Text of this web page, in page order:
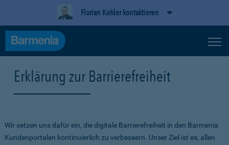
Florian Kohler kontaktieren
Erklärung zur Barrierefreiheit
Wir setzen uns dafür ein, die digitale Barrierefreiheit in den Barmenia
Kundenportalen kontinuierlich zu verbessern. Unser Ziel ist es, allen